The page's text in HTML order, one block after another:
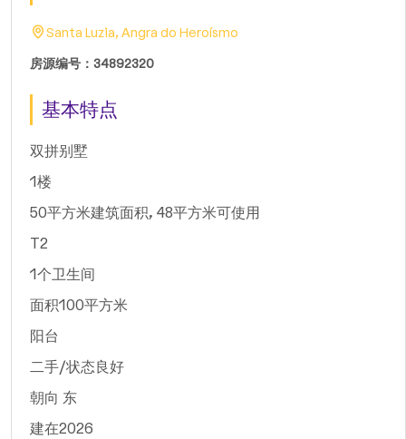
Santa Luzia, Angra do Heroísmo
房源编号：34892320
基本特点
双拼别墅
1楼
50平方米建筑面积, 48平方米可使用
T2
1个卫生间
面积100平方米
阳台
二手/状态良好
朝向 东
建在2026